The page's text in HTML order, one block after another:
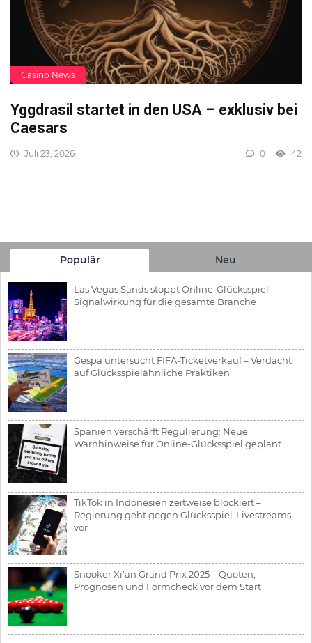
Casino News
Yggdrasil startet in den USA – exklusiv bei
Caesars
Juli 23, 2026 0 42
Populär Neu
Las Vegas Sands stoppt Online-Glücksspiel –
Signalwirkung für die gesamte Branche
Gespa untersucht FIFA-Ticketverkauf – Verdacht
auf Glücksspielähnliche Praktiken
Spanien verschärft Regulierung: Neue
Warnhinweise für Online-Glücksspiel geplant
TikTok in Indonesien zeitweise blockiert –
Regierung geht gegen Glücksspiel-Livestreams
vor
Snooker Xi’an Grand Prix 2025 – Quoten,
Prognosen und Formcheck vor dem Start